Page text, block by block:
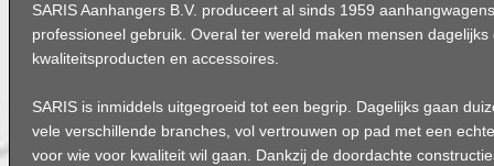
SARIS Aanhangers B.V. produceert al sinds 1959
professioneel gebruik. Overal ter wereld maken mensen
kwaliteitsproducten en accessoires.
SARIS is inmiddels uitgegroeid tot een begrip. Dagelijks gaan
vele verschillende branches, vol vertrouwen op pad met een
voor wie voor kwaliteit wil gaan. Dankzij de doordachte